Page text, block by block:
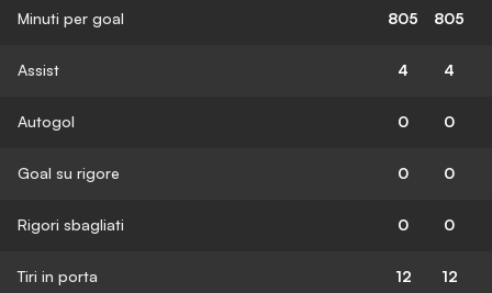
Minuti per goal 805 805
Assist 4 4
Autogol 0 0
Goal su rigore 0 0
Rigori sbagliati 0 0
Tiri in porta 12 12